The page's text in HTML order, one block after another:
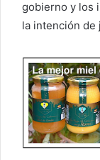
gobierno y los
la intención de